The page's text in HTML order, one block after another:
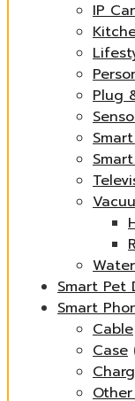
IP
Plug
Smart Pet
Smart
Cable
Case